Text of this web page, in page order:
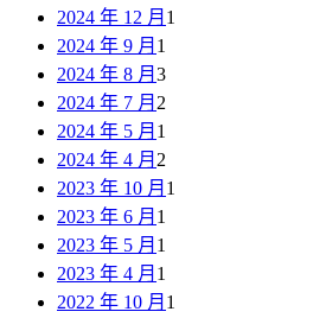
2024 年 12 月 1
2024 年 9 月 1
2024 年 8 月 3
2024 年 7 月 2
2024 年 5 月 1
2024 年 4 月 2
2023 年 10 月 1
2023 年 6 月 1
2023 年 5 月 1
2023 年 4 月 1
2022 年 10 月 1